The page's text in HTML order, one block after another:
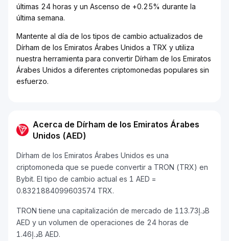
últimas 24 horas y un Ascenso de +0.25% durante la
última semana.
Mantente al día de los tipos de cambio actualizados de
Dírham de los Emiratos Árabes Unidos a TRX y utiliza
nuestra herramienta para convertir Dírham de los Emiratos
Árabes Unidos a diferentes criptomonedas populares sin
esfuerzo.
Acerca de Dírham de los Emiratos Árabes
Unidos (AED)
Dírham de los Emiratos Árabes Unidos es una
criptomoneda que se puede convertir a TRON (TRX) en
Bybit. El tipo de cambio actual es 1 AED =
0.8321884099603574 TRX.
TRON tiene una capitalización de mercado de د.إ113.73B
AED y un volumen de operaciones de 24 horas de
د.إ1.46B AED.